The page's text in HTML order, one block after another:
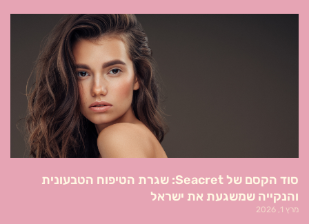
סוד הקסם של Seacret: שגרת הטיפוח הטבעונית
והנקייה שמשגעת את ישראל
מרץ 1, 2026